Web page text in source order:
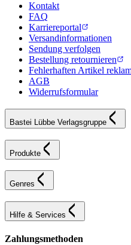
Kontakt
FAQ
Karriereportal
Versandinformationen
Sendung verfolgen
Bestellung retournieren
Fehlerhaften Artikel
AGB
Widerrufsformular
Bastei Lübbe Verlagsgruppe
Produkte
Genres
Hilfe & Services
Zahlungsmethoden